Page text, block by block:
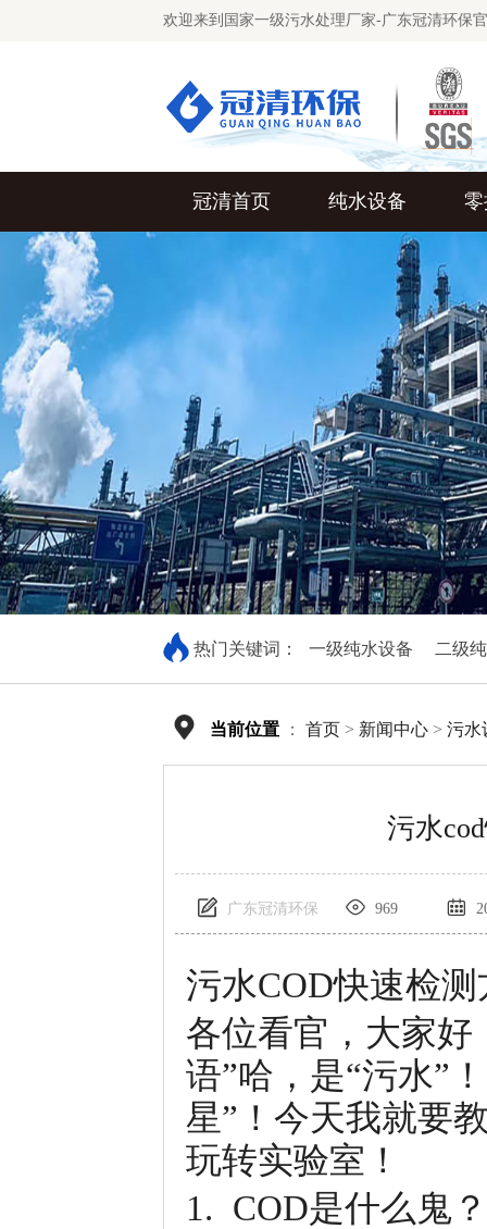
欢迎来到国家一级污水处理厂家-广东冠清环保
冠清首页 纯水设备
热门关键词： 一级纯水设备 二级
当前位置 ： 首页 > 新闻中心 > 污水
污水
广东冠清环保 969
污水COD快速检
各位看官，大家好
语”哈，是“污水”
星”！今天我就要
玩转实验室！
1. COD是什么鬼？